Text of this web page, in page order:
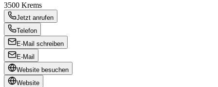
3500 Krems
Jetzt anrufen
Telefon
E-Mail schreiben
E-Mail
Website besuchen
Website